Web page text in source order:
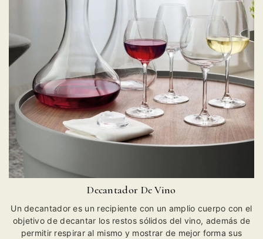
Decantador De Vino
Un decantador es un recipiente con un amplio cuerpo con el
objetivo de decantar los restos sólidos del vino, además de
permitir respirar al mismo y mostrar de mejor forma sus